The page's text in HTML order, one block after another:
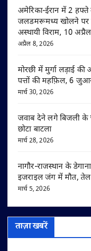
अमेरिका-ईरान में 2 हफ्ते
जलडमरूमध्य खोलने पर
अस्थायी विराम, 10
अप्रैल 8, 2026
मोरछी में मुर्गा लड़ाई
पत्तों की महफ़िल, 6
मार्च 30, 2026
जवाब देने लगे बिजली के
छोटा बाटला
मार्च 28, 2026
नागौर-राजस्थान के
इजराइल जंग में मौत,
मार्च 5, 2026
ताज़ा खबरें